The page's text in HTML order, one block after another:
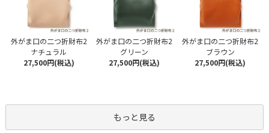
外がま口の二つ折財布2
ナチュラル
27,500円(税込)
外がま口の二つ折財布2
グリーン
27,500円(税込)
外がま口の二つ折財布2
ブラウン
27,500円(税込)
もっと見る